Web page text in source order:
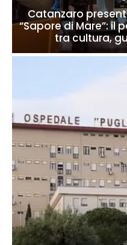
Catanzaro
“Sapore di Mare”:
tra cultura,